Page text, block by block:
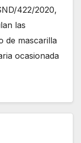
422/2020,
las
de mascarilla
ocasionada